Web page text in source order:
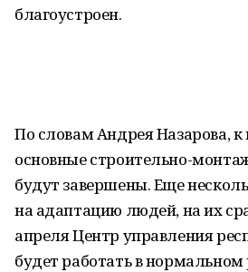
благоустроен.
По словам Андрея Назарова, к
основные строительно-
будут завершены. Еще
на адаптацию людей, на их
апреля Центр управления
будет работать в